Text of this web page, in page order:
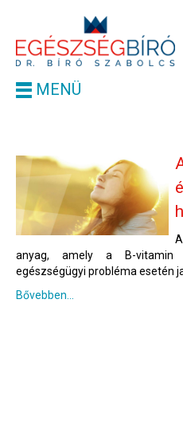
MENÜ
anyag, amely a B-vitamin
egészségügyi probléma esetén
Bővebben...